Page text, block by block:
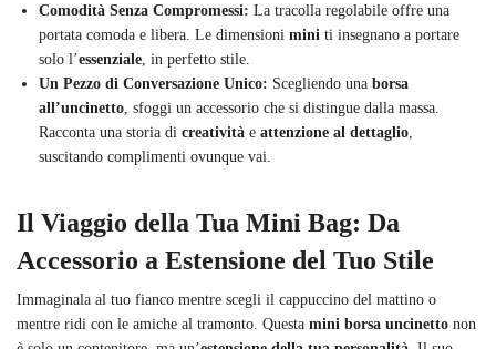
Comodità Senza Compromessi: La tracolla regolabile offre una
portata comoda e libera. Le dimensioni mini ti insegnano a portare
solo l’essenziale , in perfetto stile.
Un Pezzo di Conversazione Unico: Scegliendo una borsa
all’uncinetto , sfoggi un accessorio che si distingue dalla massa.
Racconta una storia di creatività e attenzione al dettaglio
suscitando complimenti ovunque vai.
Il Viaggio della Tua Mini Bag: Da
Accessorio a Estensione del Tuo Stile
Immaginala al tuo fianco mentre scegli il cappuccino del mattino o
mentre ridi con le amiche al tramonto. Questa mini borsa uncinetto non